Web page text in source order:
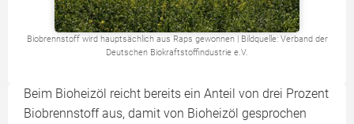
Biobrennstoff wird hauptsächlich aus Raps gewonnen | Bildquelle: Verband der
Deutschen Biokraftstoffindustrie e.V.
Beim Bioheizöl reicht bereits ein Anteil von drei Prozent
Biobrennstoff aus, damit von Bioheizöl gesprochen